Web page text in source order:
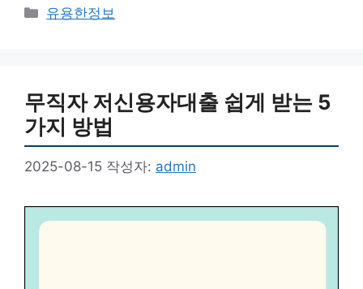
카
유용한정보
무직자 저신용자대출 쉽게 받는 5
가지 방법
2025-08-15 작성자: admin